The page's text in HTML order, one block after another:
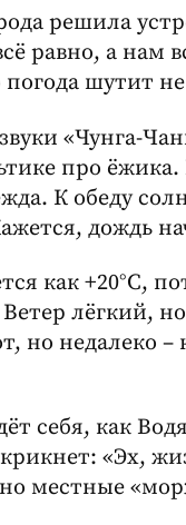
решила
равно, а нам
шутит
«Чунга-
про
К обеду
дождь
как +20°C,
лёгкий,
но недалеко
себя, как
«Эх,
местные